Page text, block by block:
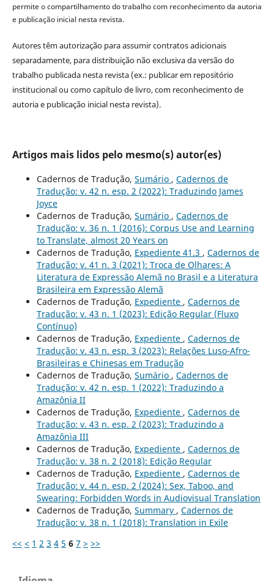
permite o compartilhamento do trabalho com reconhecimento da autoria
e publicação inicial nesta revista.
Autores têm autorização para assumir contratos adicionais
separadamente, para distribuição não exclusiva da versão do
trabalho publicada nesta revista (ex.: publicar em repositório
institucional ou como capítulo de livro, com reconhecimento de
autoria e publicação inicial nesta revista).
Artigos mais lidos pelo mesmo(s) autor(es)
Cadernos de Tradução, Sumário , Cadernos de
Tradução: v. 42 n. esp. 2 (2022): Traduzindo James
Joyce
Cadernos de Tradução, Sumário , Cadernos de
Tradução: v. 36 n. 1 (2016): Corpus Use and Learning
to Translate, almost 20 Years on
Cadernos de Tradução, Expediente 41.3 , Cadernos de
Tradução: v. 41 n. 3 (2021): Troca de Olhares: A
Literatura de Expressão Alemã no Brasil e a Literatura
Brasileira em Expressão Alemã
Cadernos de Tradução, Expediente , Cadernos de
Tradução: v. 43 n. 1 (2023): Edição Regular (Fluxo
Contínuo)
Cadernos de Tradução, Expediente , Cadernos de
Tradução: v. 43 n. esp. 3 (2023): Relações Luso-Afro-
Brasileiras e Chinesas em Tradução
Cadernos de Tradução, Sumário , Cadernos de
Tradução: v. 42 n. esp. 1 (2022): Traduzindo a
Amazônia II
Cadernos de Tradução, Expediente , Cadernos de
Tradução: v. 43 n. esp. 2 (2023): Traduzindo a
Amazônia III
Cadernos de Tradução, Expediente , Cadernos de
Tradução: v. 38 n. 2 (2018): Edição Regular
Cadernos de Tradução, Expediente , Cadernos de
Tradução: v. 44 n. esp. 2 (2024): Sex, Taboo, and
Swearing: Forbidden Words in Audiovisual Translation
Cadernos de Tradução, Summary , Cadernos de
Tradução: v. 38 n. 1 (2018): Translation in Exile
<< < 1 2 3 4 5 6 7 > >>